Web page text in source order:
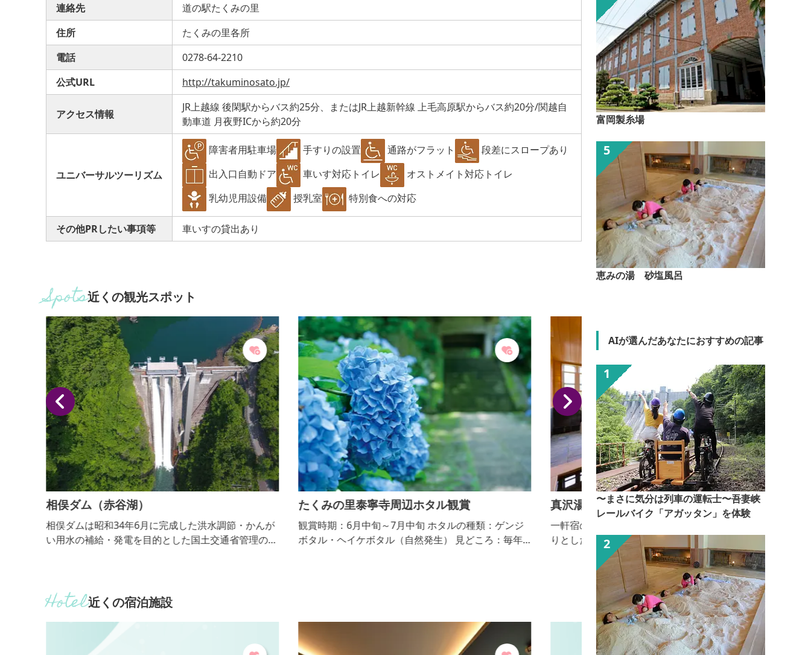
連絡先
道の駅たくみの里
住所
たくみの里各所
電話
0278-64-2210
公式URL
http://takuminosato.jp/
アクセス情報
JR上越線 後閑駅からバス約25分、またはJR上越新幹線 上毛高原駅からバス約20分/関越自
動車道 月夜野ICから約20分
ユニバーサルツーリズム
障害者用駐車場 手すりの設置 通路がフラット
段差にスロープあり
出入口自動ドア
車いす対応トイレ
オストメイト対応トイレ
乳幼児用設備
授乳室 特別食への対応
その他PRしたい事項等 車いすの貸出あり
近くの観光スポット
相俣ダム（赤谷湖）
相俣ダムは昭和34年6月に完成した洪水調節・かんが
い用水の補給・発電を目的とした国土交通省管理の多
も知られています。ダム管理支所には資料室もあり、
ダム建設工事や赤谷湖の自然を紹介しているほか流木
アート、ダムの絵コンテストの作品も展示していま
す。群馬県ビ...
たくみの里泰寧寺周辺ホタル観賞
観賞時期：6月中旬～7月中旬 ホタルの種類：ゲンジ
ボタル・ヘイケボタル（自然発生） 見どころ：毎年
真沢湯温泉
一軒宿の温泉は、ｐH9.6と高めのアルカリ性で、つる
りとした肌ざわりで肌をなめらかに整えます。新しい
コンセプトに生まれ変わり、カフェを併設するコワー
キングスペースが人気。温泉ワークプランは温泉入り
放題とドリンク付きで気軽に利用できます。
近くの宿泊施設
富岡製糸場
恵みの湯 砂塩風呂
AIが選んだあなたにおすすめの記事
〜まさに気分は列車の運転士〜吾妻峡
レールバイク「アガッタン」を体験